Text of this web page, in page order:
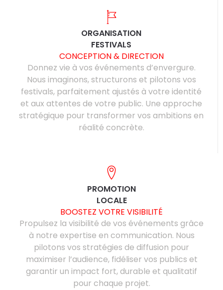
ORGANISATION
FESTIVALS
CONCEPTION & DIRECTION
Donnez vie à vos événements d’envergure.
Nous imaginons, structurons et pilotons vos
festivals, parfaitement ajustés à votre identité
et aux attentes de votre public. Une approche
stratégique pour transformer vos ambitions en
réalité concrète.
PROMOTION
LOCALE
BOOSTEZ VOTRE VISIBILITÉ
Propulsez la visibilité de vos événements grâce
à notre expertise en communication. Nous
pilotons vos stratégies de diffusion pour
maximiser l’audience, fidéliser vos publics et
garantir un impact fort, durable et qualitatif
pour chaque projet.